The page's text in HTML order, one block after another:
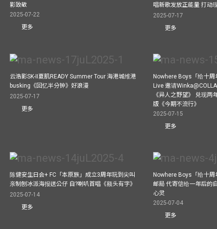
影致敬
2025-07-22
更多
唱新歌发放正能量 打动
2025-07-17
更多
云浩影SK-II夏肌READY Summer Tour 海港城维港
busking《回忆半分钟》好浪漫
2025-07-17
更多
Nowhere Boys「给十
Live 邀请
《异人之野望》 兑现两
版《今期不流行》
2025-07-15
更多
陈健安生日会+ FC「本原族」成立3周年玩到尖叫
亲制刨冰派海报送公仔 自?喇叭首唱《额头有字》
2025-07-14
更多
Nowhere Boys「给十
邮局 代寄信给一年后的
心灵
2025-07-04
更多